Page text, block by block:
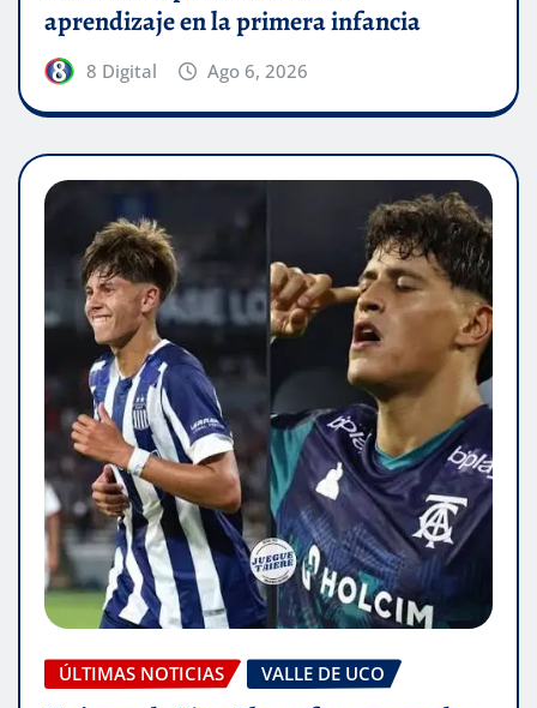
aprendizaje en la primera infancia
8 Digital Ago 6, 2026
ÚLTIMAS NOTICIAS VALLE DE UCO